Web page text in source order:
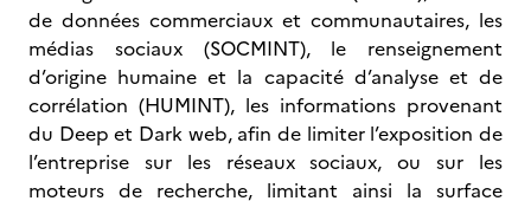
de données commerciaux et communautaires, les
médias sociaux (SOCMINT), le renseignement
d’origine humaine et la capacité d’analyse et de
corrélation (HUMINT), les informations provenant
du Deep et Dark web, afin de limiter l’exposition de
l’entreprise sur les réseaux sociaux, ou sur les
moteurs de recherche, limitant ainsi la surface